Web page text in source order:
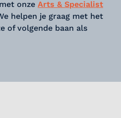
onze Arts & Specialist
helpen je graag met het
of volgende baan als